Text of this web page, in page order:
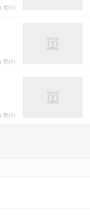
赞(1 )
赞(0)
赞(0)